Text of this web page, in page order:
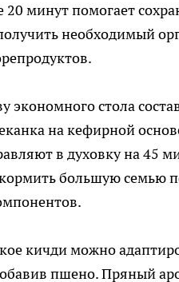
минут помогает
необходимый
экономного стола
на кефирной
в духовку на 45
большую семью
кичди можно
пшено. Пряный